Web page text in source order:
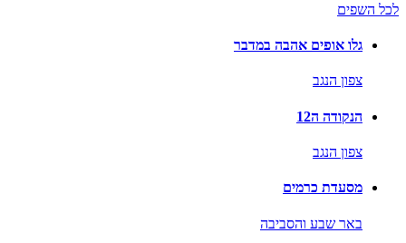
לכל השפים
גלו אופים אהבה במדבר
צפון הנגב
הנקודה ה12
צפון הנגב
מסעדת כרמים
באר שבע והסביבה